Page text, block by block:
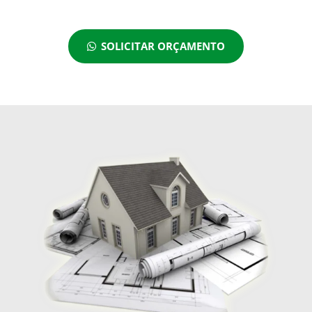
SOLICITAR ORÇAMENTO